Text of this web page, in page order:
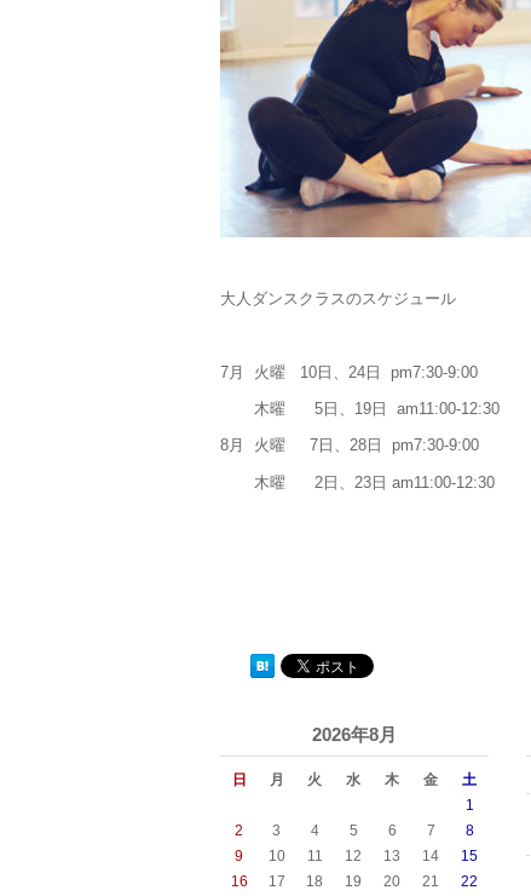
大人ダンスクラスのスケジュール
7月 火曜 10日、24日 pm7:30-9:00
木曜 5日、19日 am11:00-12:30
8月 火曜 7日、28日 pm7:30-9:00
木曜 2日、23日 am11:00-12:30
2026年8月
日 月 火 水 木 金 土
1
2
3 4 5 6 7
8
9
10 11 12 13 14
15
16
17 18 19 20 21
22